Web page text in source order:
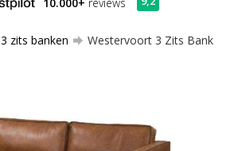
3 zits banken Westervoort 3 Zits Bank